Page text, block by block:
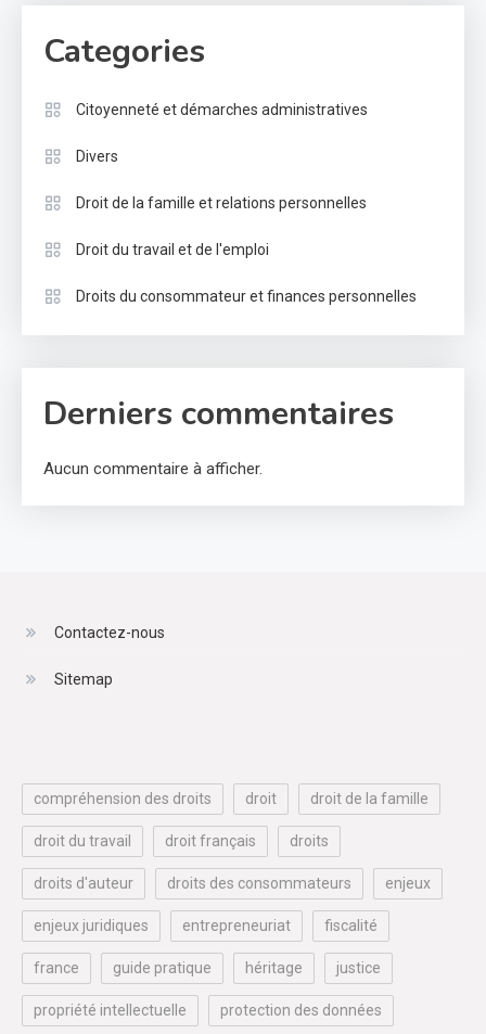
Categories
Citoyenneté et démarches administratives
Divers
Droit de la famille et relations personnelles
Droit du travail et de l'emploi
Droits du consommateur et finances personnelles
Derniers commentaires
Aucun commentaire à afficher.
Contactez-nous
Sitemap
compréhension des droits droit droit de la famille
droit du travail droit français droits
droits d'auteur droits des consommateurs enjeux
enjeux juridiques entrepreneuriat fiscalité
france guide pratique héritage justice
propriété intellectuelle protection des données